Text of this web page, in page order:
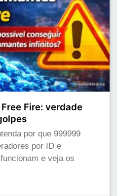
Fire: verdade
por que 999999
por ID e
e veja os